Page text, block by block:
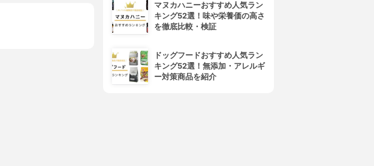
マヌカハニーおすすめ人気ラン
キング52選！味や栄養価の高さ
を徹底比較・検証
ドッグフードおすすめ人気ラン
キング52選！無添加・アレルギ
ー対策商品を紹介